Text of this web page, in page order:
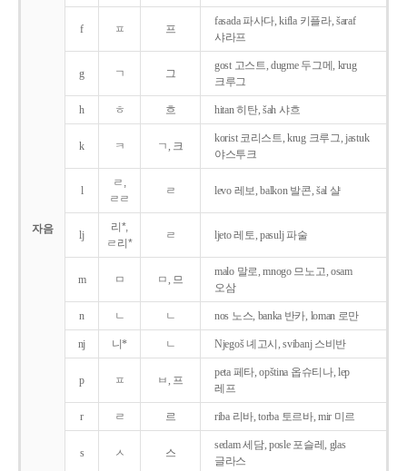
자음
f ㅍ 프
fasada 파사다, kifla 키플라, šaraf
샤라프
g ㄱ 그
gost 고스트, dugme 두그메, krug
크루그
h ㅎ 흐 hitan 히탄, šah 샤흐
k ㅋ ㄱ, 크
korist 코리스트, krug 크루그, jastuk
야스투크
l
ㄹ,
ㄹㄹ
ㄹ levo 레보, balkon 발콘, šal 샬
lj
리*,
ㄹ리*
ㄹ ljeto 레토, pasulj 파술
m ㅁ ㅁ, 므
malo 말로, mnogo 므노고, osam
오삼
n ㄴ ㄴ nos 노스, banka 반카, loman 로만
nj 니* ㄴ Njegoš 녜고시, svibanj 스비반
p ㅍ ㅂ, 프
peta 페타, opština 옵슈티나, lep
레프
r ㄹ 르 riba 리바, torba 토르바, mir 미르
s ㅅ 스
sedam 세담, posle 포슬레, glas
글라스